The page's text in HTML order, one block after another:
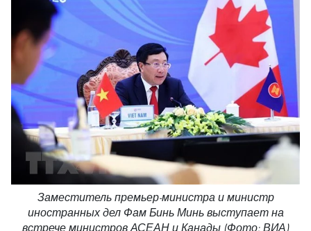
Заместитель премьер-министра и министр
иностранных дел Фам Бинь Минь выступает на
встрече министров АСЕАН и Канады (Фото: ВИА)